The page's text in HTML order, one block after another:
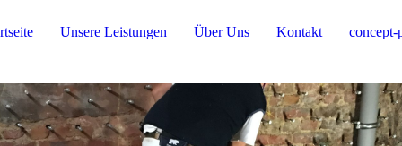
Unsere Leistungen Über Uns Kontakt concept-